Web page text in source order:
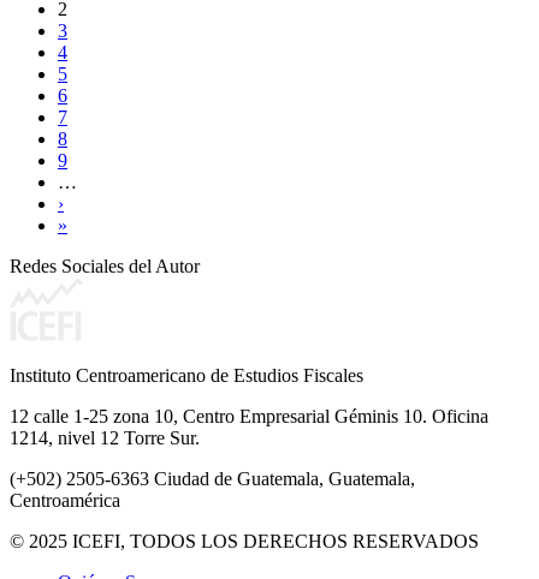
2
3
4
5
6
7
8
9
…
›
»
Redes Sociales del Autor
Instituto Centroamericano de Estudios Fiscales
12 calle 1-25 zona 10, Centro Empresarial Géminis 10. Oficina
1214, nivel 12 Torre Sur.
(+502) 2505-6363 Ciudad de Guatemala, Guatemala,
Centroamérica
© 2025 ICEFI, TODOS LOS DERECHOS RESERVADOS